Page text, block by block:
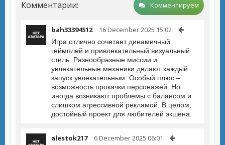
Комментарии: Комментируем
bah33394512 16 December 2025 15:02
Игра отлично сочетает динамичный
геймплей и привлекательный визуальный
стиль. Разнообразные миссии и
увлекательные механики делают каждый
запуск увлекательным. Особый плюс –
возможность прокачки персонажей. Но
иногда возникают проблемы с балансом и
слишком агрессивной рекламой. В целом,
достойный проект для любителей экшена.
alestok217 6 December 2025 06:01